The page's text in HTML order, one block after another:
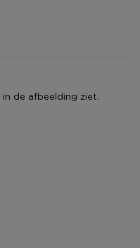
de afbeelding ziet.